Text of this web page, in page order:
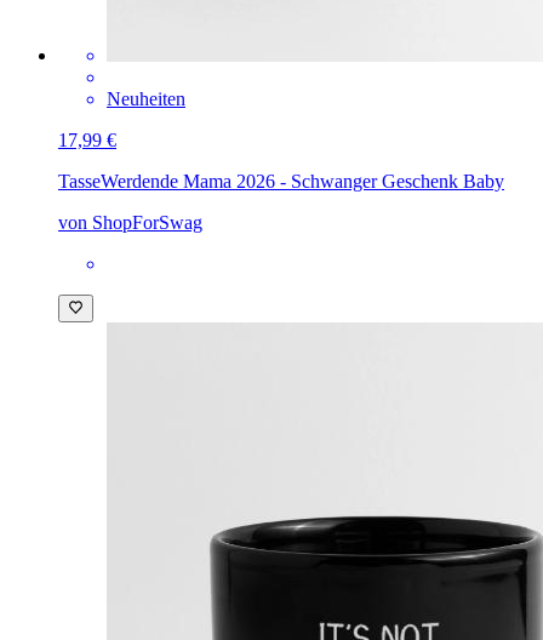
Neuheiten
17,99 €
TasseWerdende Mama 2026 - Schwanger Geschenk Baby
von ShopForSwag